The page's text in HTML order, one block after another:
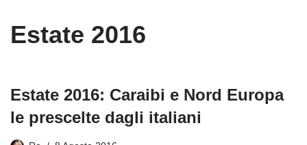
Estate 2016
Estate 2016: Caraibi e Nord Europa
le prescelte dagli italiani